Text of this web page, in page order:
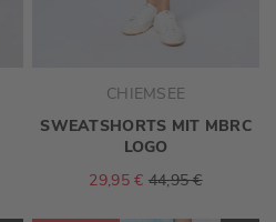
CHIEMSEE
SWEATSHORTS MIT MBRC
LOGO
29,95 € 44,95 €